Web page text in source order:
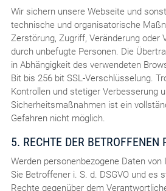
Wir sichern unsere Webseite und
technische und organisatorische
Zerstörung, Zugriff, Veränderung oder
durch unbefugte Personen. Die
in Abhängigkeit des verwendeten
Bit bis 256 bit SSL-Verschlüsselung.
Kontrollen und stetiger Verbesserung
Sicherheitsmaßnahmen ist ein
Gefahren nicht möglich.
5. RECHTE DER BETROFFENEN
Werden personenbezogene Daten von
Sie Betroffener i. S. d. DSGVO und es
Rechte gegenüber dem